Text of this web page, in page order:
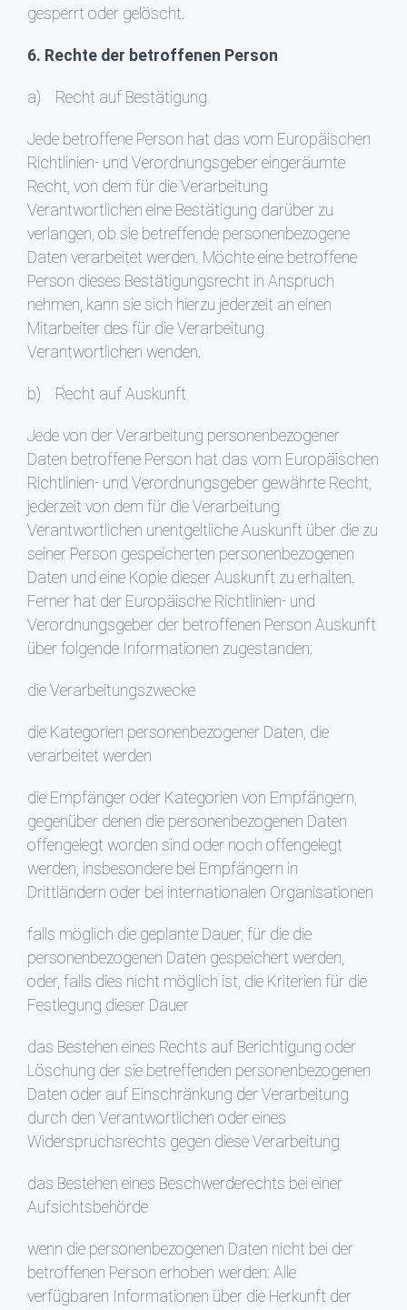
gesperrt oder gelöscht.
6. Rechte der betroffenen Person
a) Recht auf Bestätigung
Jede betroffene Person hat das vom Europäischen
Richtlinien- und Verordnungsgeber eingeräumte
Recht, von dem für die Verarbeitung
Verantwortlichen eine Bestätigung darüber zu
verlangen, ob sie betreffende personenbezogene
Daten verarbeitet werden. Möchte eine betroffene
Person dieses Bestätigungsrecht in Anspruch
nehmen, kann sie sich hierzu jederzeit an einen
Mitarbeiter des für die Verarbeitung
Verantwortlichen wenden.
b) Recht auf Auskunft
Jede von der Verarbeitung personenbezogener
Daten betroffene Person hat das vom Europäischen
Richtlinien- und Verordnungsgeber gewährte Recht,
jederzeit von dem für die Verarbeitung
Verantwortlichen unentgeltliche Auskunft über die zu
seiner Person gespeicherten personenbezogenen
Daten und eine Kopie dieser Auskunft zu erhalten.
Ferner hat der Europäische Richtlinien- und
Verordnungsgeber der betroffenen Person Auskunft
über folgende Informationen zugestanden:
die Verarbeitungszwecke
die Kategorien personenbezogener Daten, die
verarbeitet werden
die Empfänger oder Kategorien von Empfängern,
gegenüber denen die personenbezogenen Daten
offengelegt worden sind oder noch offengelegt
werden, insbesondere bei Empfängern in
Drittländern oder bei internationalen Organisationen
falls möglich die geplante Dauer, für die die
personenbezogenen Daten gespeichert werden,
oder, falls dies nicht möglich ist, die Kriterien für die
Festlegung dieser Dauer
das Bestehen eines Rechts auf Berichtigung oder
Löschung der sie betreffenden personenbezogenen
Daten oder auf Einschränkung der Verarbeitung
durch den Verantwortlichen oder eines
Widerspruchsrechts gegen diese Verarbeitung
das Bestehen eines Beschwerderechts bei einer
Aufsichtsbehörde
wenn die personenbezogenen Daten nicht bei der
betroffenen Person erhoben werden: Alle
verfügbaren Informationen über die Herkunft der